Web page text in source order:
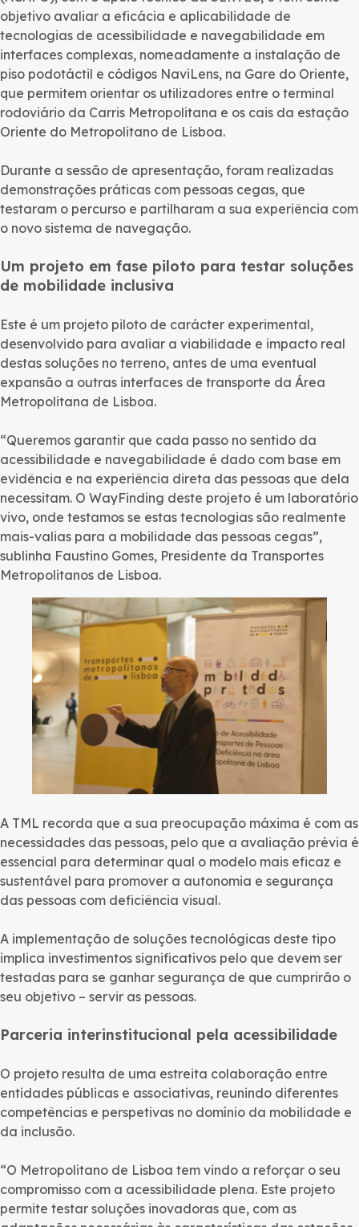
objetivo avaliar a eficácia e aplicabilidade de
tecnologias de acessibilidade e navegabilidade em
interfaces complexas, nomeadamente a instalação de
piso podotáctil e códigos NaviLens, na Gare do Oriente,
que permitem orientar os utilizadores entre o terminal
rodoviário da Carris Metropolitana e os cais da estação
Oriente do Metropolitano de Lisboa.
Durante a sessão de apresentação, foram realizadas
demonstrações práticas com pessoas cegas, que
testaram o percurso e partilharam a sua experiência com
o novo sistema de navegação.
Um projeto em fase piloto para testar soluções
de mobilidade inclusiva
Este é um projeto piloto de carácter experimental,
desenvolvido para avaliar a viabilidade e impacto real
destas soluções no terreno, antes de uma eventual
expansão a outras interfaces de transporte da Área
Metropolitana de Lisboa.
“Queremos garantir que cada passo no sentido da
acessibilidade e navegabilidade é dado com base em
evidência e na experiência direta das pessoas que dela
necessitam. O WayFinding deste projeto é um laboratório
vivo, onde testamos se estas tecnologias são realmente
mais-valias para a mobilidade das pessoas cegas”,
sublinha Faustino Gomes, Presidente da Transportes
Metropolitanos de Lisboa.
A TML recorda que a sua preocupação máxima é com as
necessidades das pessoas, pelo que a avaliação prévia é
essencial para determinar qual o modelo mais eficaz e
sustentável para promover a autonomia e segurança
das pessoas com deficiência visual.
A implementação de soluções tecnológicas deste tipo
implica investimentos significativos pelo que devem ser
testadas para se ganhar segurança de que cumprirão o
seu objetivo – servir as pessoas.
Parceria interinstitucional pela acessibilidade
O projeto resulta de uma estreita colaboração entre
entidades públicas e associativas, reunindo diferentes
competências e perspetivas no domínio da mobilidade e
da inclusão.
“O Metropolitano de Lisboa tem vindo a reforçar o seu
compromisso com a acessibilidade plena. Este projeto
permite testar soluções inovadoras que, com as